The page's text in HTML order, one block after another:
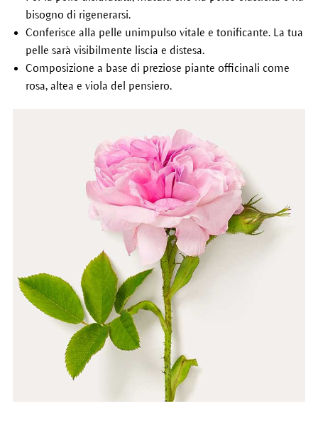
bisogno di rigenerarsi.
Conferisce alla pelle unimpulso vitale e tonificante. La tua
pelle sarà visibilmente liscia e distesa.
Composizione a base di preziose piante officinali come
rosa, altea e viola del pensiero.